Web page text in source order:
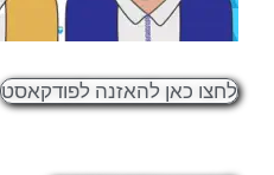
לחצו כאן להאזנה לפודקאסט